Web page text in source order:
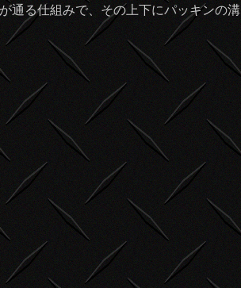
通る仕組みで、その上下にパッキンの溝